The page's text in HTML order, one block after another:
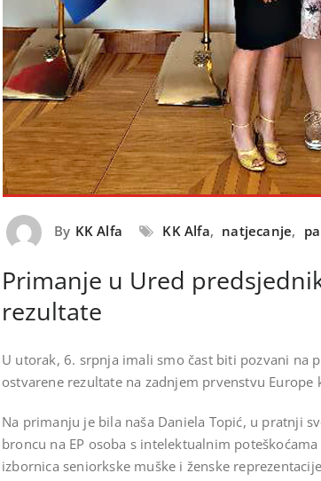
By KK Alfa KK Alfa, natjecanje,
Primanje u Ured
rezultate
U utorak, 6. srpnja imali smo čast biti pozvani na
ostvarene rezultate na zadnjem prvenstvu
Na primanju je bila naša Daniela Topić, u pratnji
broncu na EP osoba s intelektualnim
izbornica seniorkske muške i ženske